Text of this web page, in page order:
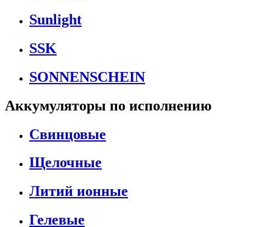
Sunlight
SSK
SONNENSCHEIN
Аккумуляторы по исполнению
Свинцовые
Щелочные
Литий ионные
Гелевые